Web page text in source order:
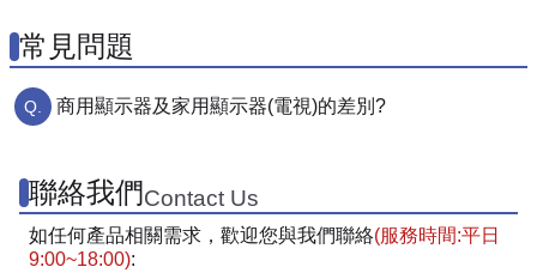
常見問題
商用顯示器及家用顯示器(電視)的差別?
聯絡我們Contact Us
如任何產品相關需求，歡迎您與我們聯絡(服務時間:平日
9:00~18:00):